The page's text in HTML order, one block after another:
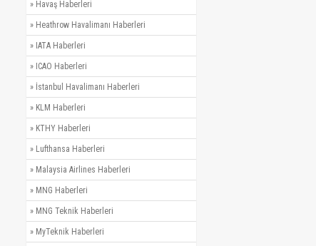
» Havaş Haberleri
» Heathrow Havalimanı Haberleri
» IATA Haberleri
» ICAO Haberleri
» İstanbul Havalimanı Haberleri
» KLM Haberleri
» KTHY Haberleri
» Lufthansa Haberleri
» Malaysia Airlines Haberleri
» MNG Haberleri
» MNG Teknik Haberleri
» MyTeknik Haberleri